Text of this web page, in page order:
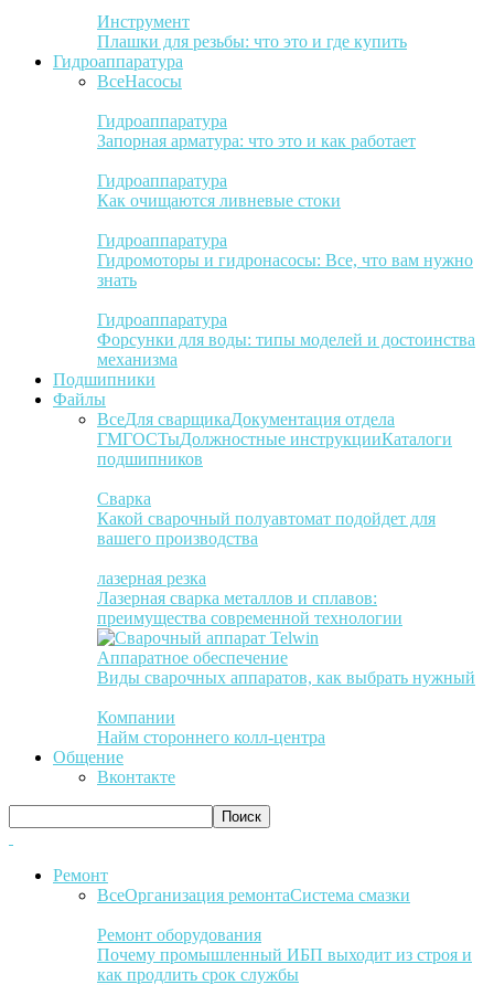
Инструмент
Плашки для резьбы: что это и где купить
Гидроаппаратура
ВсеНасосы
Гидроаппаратура
Запорная арматура: что это и как работает
Гидроаппаратура
Как очищаются ливневые стоки
Гидроаппаратура
Гидромоторы и гидронасосы: Все, что вам нужно
знать
Гидроаппаратура
Форсунки для воды: типы моделей и достоинства
механизма
Подшипники
Файлы
ВсеДля сварщикаДокументация отдела
ГМГОСТыДолжностные инструкцииКаталоги
подшипников
Сварка
Какой сварочный полуавтомат подойдет для
вашего производства
лазерная резка
Лазерная сварка металлов и сплавов:
преимущества современной технологии
Аппаратное обеспечение
Виды сварочных аппаратов, как выбрать нужный
Компании
Найм стороннего колл-центра
Общение
Вконтакте
Ремонт
ВсеОрганизация ремонтаСистема смазки
Ремонт оборудования
Почему промышленный ИБП выходит из строя и
как продлить срок службы